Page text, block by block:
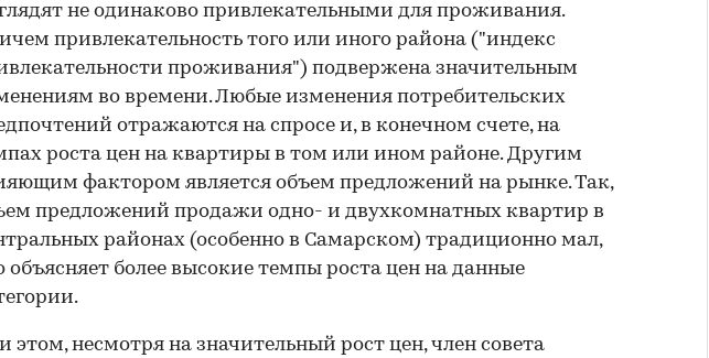
не одинаково привлекательными для проживания.
привлекательность того или иного района ("индекс
проживания") подвержена значительным
во времени. Любые изменения потребительских
отражаются на спросе и, в конечном счете, на
роста цен на квартиры в том или ином районе. Другим
фактором является объем предложений на рынке. Так,
предложений продажи одно- и двухкомнатных квартир в
районах (особенно в Самарском) традиционно мал,
объясняет более высокие темпы роста цен на данные
этом, несмотря на значительный рост цен, член совета